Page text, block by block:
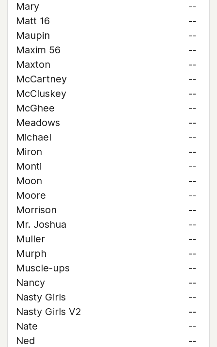
Mary
--
Matt 16
--
Maupin
--
Maxim 56
--
Maxton
--
McCartney
--
McCluskey
--
McGhee
--
Meadows
--
Michael
--
Miron
--
Monti
--
Moon
--
Moore
--
Morrison
--
Mr. Joshua
--
Muller
--
Murph
--
Muscle-ups
--
Nancy
--
Nasty Girls
--
Nasty Girls V2
--
Nate
--
Ned
--